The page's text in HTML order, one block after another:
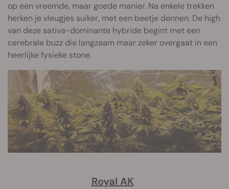
op een vreemde, maar goede manier. Na enkele trekken
herken je vleugjes suiker, met een beetje dennen. De high
van deze sativa-dominante hybride begint met een
cerebrale buzz die langzaam maar zeker overgaat in een
heerlijke fysieke stone.
Royal AK